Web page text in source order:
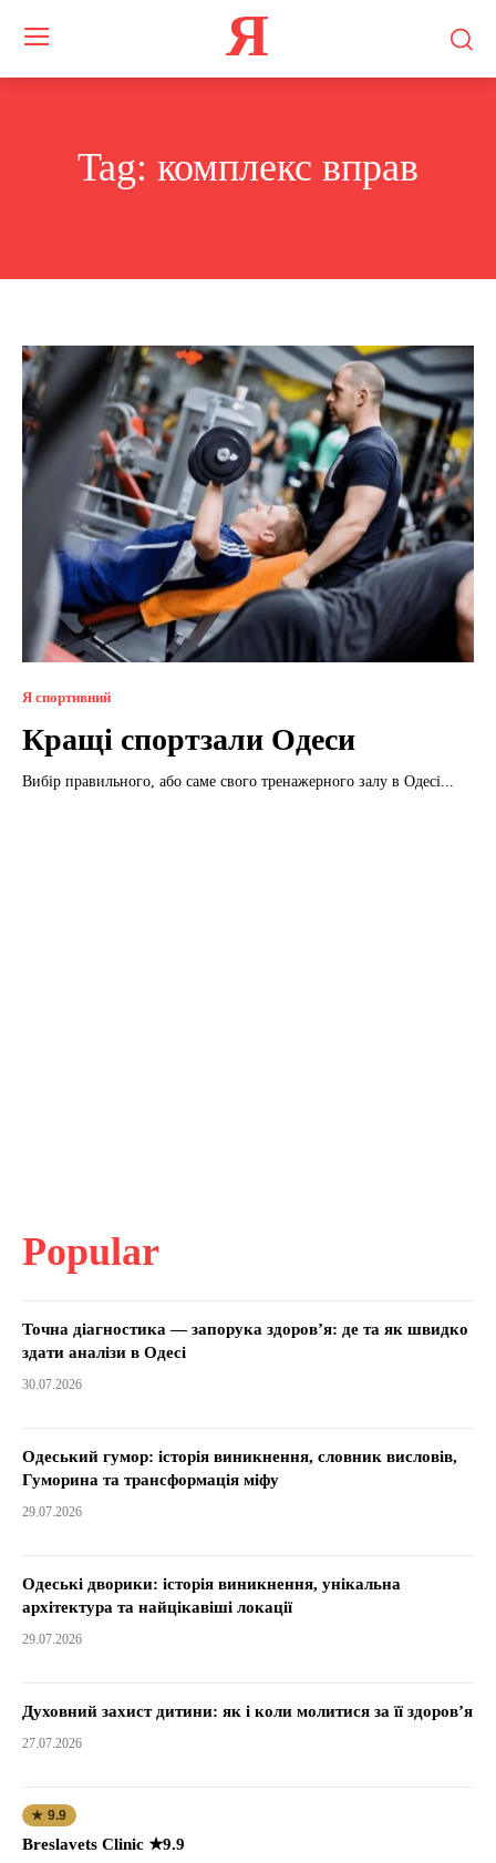
Я
Tag: комплекс вправ
Я спортивний
Кращі спортзали Одеси
Вибір правильного, або саме свого тренажерного залу в Одесі...
Popular
Точна діагностика — запорука здоров’я: де та як швидко
здати аналізи в Одесі
30.07.2026
Одеський гумор: історія виникнення, словник висловів,
Гуморина та трансформація міфу
29.07.2026
Одеські дворики: історія виникнення, унікальна
архітектура та найцікавіші локації
29.07.2026
Духовний захист дитини: як і коли молитися за її здоров’я
27.07.2026
★ 9.9
Breslavets Clinic ★9.9